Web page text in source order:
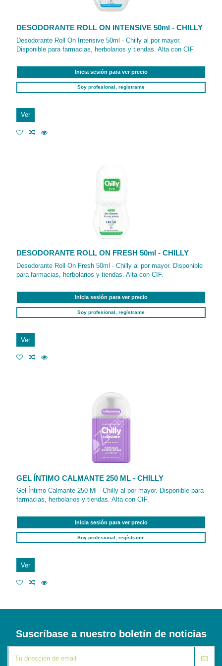
DESODORANTE ROLL ON INTENSIVE 50ml - CHILLY
Desodorante Roll On Intensive 50ml - Chilly al por mayor.
Disponible para farmacias, herbolarios y tiendas. Alta con CIF.
Inicia sesión para ver precio
Soy profesional, regístrame
Ver
DESODORANTE ROLL ON FRESH 50ml - CHILLY
Desodorante Roll On Fresh 50ml - Chilly al por mayor. Disponible
para farmacias, herbolarios y tiendas. Alta con CIF.
Inicia sesión para ver precio
Soy profesional, regístrame
Ver
GEL ÍNTIMO CALMANTE 250 ML - CHILLY
Gel Íntimo Calmante 250 Ml - Chilly al por mayor. Disponible para
farmacias, herbolarios y tiendas. Alta con CIF.
Inicia sesión para ver precio
Soy profesional, regístrame
Ver
Suscríbase a nuestro boletín de noticias